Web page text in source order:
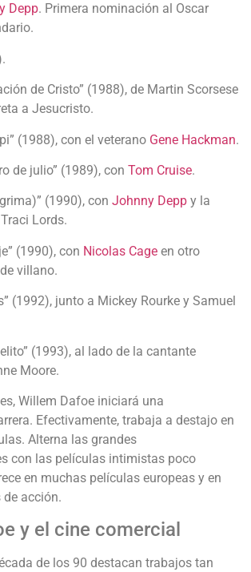
Depp. Primera nominación al Oscar
de Cristo” (1988), de Martin Scorsese
a Jesucristo.
(1988), con el veterano Gene Hackman.
de julio” (1989), con Tom Cruise.
(1990), con Johnny Depp y la
Lords.
(1990), con Nicolas Cage en otro
villano.
(1992), junto a Mickey Rourke y Samuel
(1993), al lado de la cantante
Moore.
Willem Dafoe iniciará una
Efectivamente, trabaja a destajo en
Alterna las grandes
con las películas intimistas poco
en muchas películas europeas y en
acción.
y el cine comercial
de los 90 destacan trabajos tan